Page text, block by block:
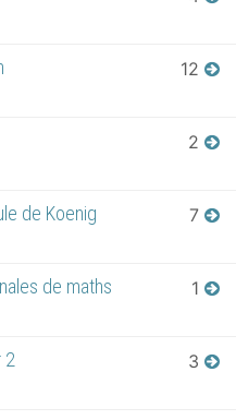
12
2
de Koenig 7
de maths 1
2 3